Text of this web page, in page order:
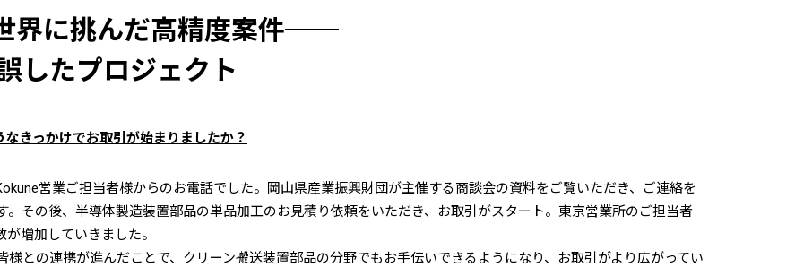
界に挑んだ高精度案件──
したプロジェクト
きっかけでお取引が始まりましたか？
営業ご担当者様からのお電話でした。岡山県産業振興財団が主催する商談会の資料をご覧いただき、ご連絡を
。その後、半導体製造装置部品の単品加工のお見積り依頼をいただき、お取引がスタート。東京営業所のご担当者
増加していきました。
様との連携が進んだことで、クリーン搬送装置部品の分野でもお手伝いできるようになり、お取引がより広がってい